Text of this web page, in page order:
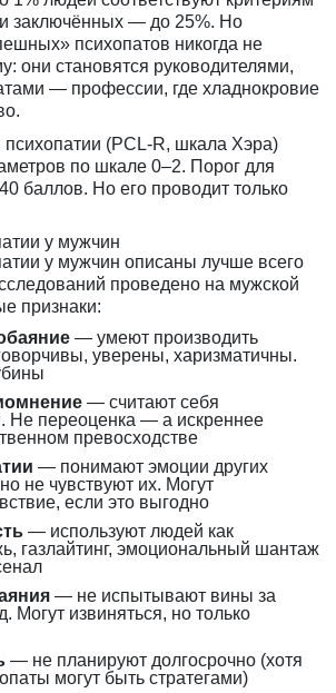
заключённых — до 25%. Но
психопатов никогда не
они становятся руководителями,
— профессии, где хладнокровие
(PCL-R, шкала Хэра)
по шкале 0–2. Порог для
баллов. Но его проводит только
у мужчин
у мужчин описаны лучше всего
проведено на мужской
признаки:
— умеют производить
уверены, харизматичны.
— считают себя
Не переоценка — а искреннее
превосходстве
— понимают эмоции других
не чувствуют их. Могут
если это выгодно
— используют людей как
газлайтинг, эмоциональный шантаж
— не испытывают вины за
Могут извиняться, но только
— не планируют долгосрочно (хотя
могут быть стратегами)